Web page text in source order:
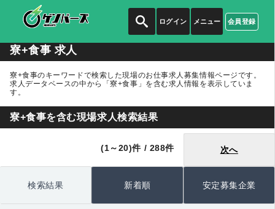
ログイン 会員登録
メニュー
寮+食事 求人
寮+食事のキーワードで検索した現場のお仕事求人募集情報ページです。
求人データベースの中から
「寮+食事」 を含む求人情報を表示していま
す。
寮+食事を含む現場求人検索結果
(1～20)件 / 288件 次へ
検索結果 新着順 安定募集企業